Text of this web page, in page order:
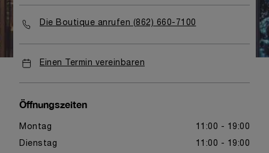
Die Boutique anrufen (862) 660-7100
Einen Termin vereinbaren
Öffnungszeiten
Montag 11:00 - 19:00
Dienstag 11:00 - 19:00